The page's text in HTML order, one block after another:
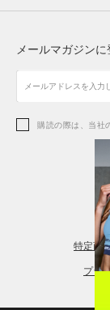
アクセサリー
アクセサリー
シューズ
アクセサリー
レギンス＆タ
シューズ
メールマガジンに
購読の際は、当社
特定商
プラ